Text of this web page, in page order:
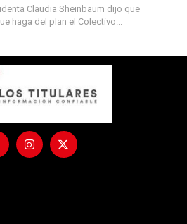
Claudia Sheinbaum dijo que
haga del plan el Colectivo...